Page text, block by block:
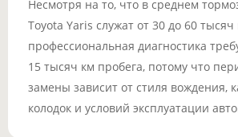
Несмотря на то, что в среднем
Toyota Yaris служат от 30 до 60 тысяч
профессиональная диагностика
15 тысяч км пробега, потому что
замены зависит от стиля вождения,
колодок и условий эксплуатации